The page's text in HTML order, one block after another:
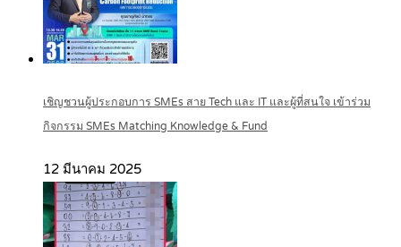
เชิญชวนผู้ประกอบการ SMEs สาย Tech และ IT และผู้ที่สนใจ เข้าร่วม
กิจกรรม SMEs Matching Knowledge & Fund
12 มีนาคม 2025